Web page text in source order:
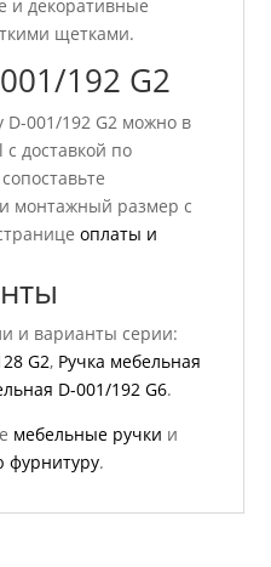
и декоративные
щетками.
192 G2
D-001/192 G2 можно в
доставкой по
монтажный размер с
оплаты и
и варианты серии:
G2, Ручка мебельная
D-001/192 G6.
мебельные ручки и
фурнитуру.